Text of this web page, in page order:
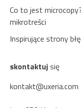
Co to jest
mikrotreści
Inspirujące strony
skontaktujsię
kontakt@uxeria.com